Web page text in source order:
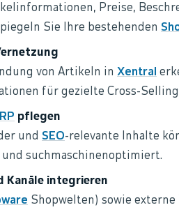
Preise,
Sie Ihre bestehenden
von Artikeln in Xentral
für gezielte Cross-
pflegen
und SEO-relevante Inhalte
suchmaschinenoptimiert.
Kanäle integrieren
Shopwelten) sowie externe